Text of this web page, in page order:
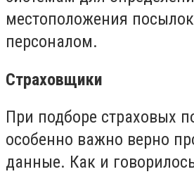
местоположения
персоналом.
Страховщики
При подборе страховых
особенно важно верно
данные. Как и